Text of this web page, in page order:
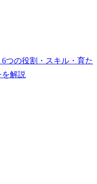
つの役割・スキル・育た
解説